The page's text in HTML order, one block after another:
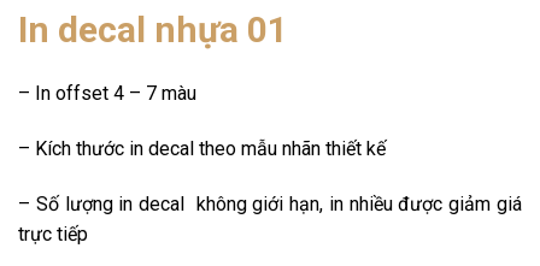
In decal nhựa 01
– In offset 4 – 7 màu
– Kích thước in decal theo mẫu nhãn thiết kế
– Số lượng in decal không giới hạn, in nhiều được giảm giá
trực tiếp